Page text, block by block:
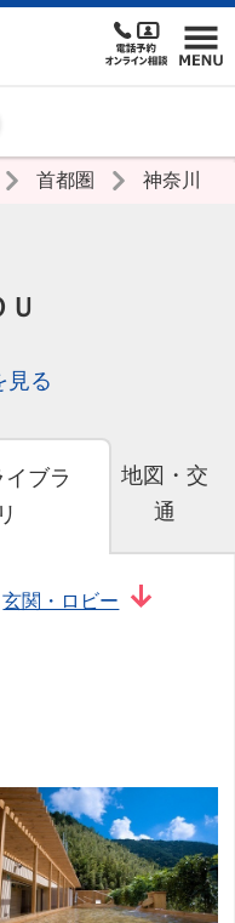
首都圏 神奈川
見る
ブラ
リ
地図・交
通
玄関・ロビー